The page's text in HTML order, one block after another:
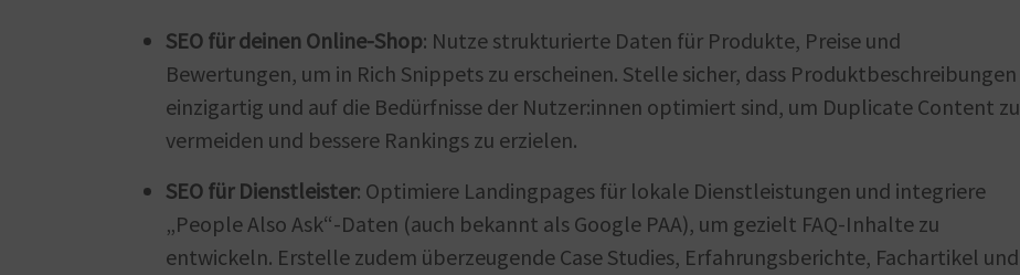
SEO für deinen Online-Shop: Nutze strukturierte Daten für Produkte, Preise und
Bewertungen, um in Rich Snippets zu erscheinen. Stelle sicher, dass Produktbeschreibungen
einzigartig und auf die Bedürfnisse der Nutzer:innen optimiert sind, um Duplicate Content zu
vermeiden und bessere Rankings zu erzielen.
SEO für Dienstleister: Optimiere Landingpages für lokale Dienstleistungen und integriere
„People Also Ask“-Daten (auch bekannt als Google PAA), um gezielt FAQ-Inhalte zu
entwickeln. Erstelle zudem überzeugende Case Studies, Erfahrungsberichte, Fachartikel und